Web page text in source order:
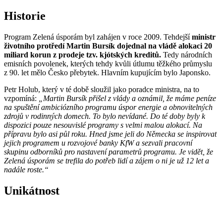
Historie
Program Zelená úsporám byl zahájen v roce 2009. Tehdejšíministr
životního protředí Martin Bursík dojednal na vládě alokaci 20
miliard korun z prodeje tzv. kjótských kreditů. Tedy národních
emisních povolenek, kterých tehdy kvůli útlumu těžkého průmyslu
z 90. let mělo Česko přebytek. Hlavním kupujícím bylo Japonsko.
Petr Holub, který v té době sloužil jako poradce ministra, na to
vzpomíná:
„Martin Bursík přišel z vlády a oznámil, že máme peníze
na spuštění ambiciózního programu úspor energie a obnovitelných
zdrojů v rodinných domech. To bylo nevídané. Do té doby byly k
dispozici pouze nesouvislé programy s velmi malou alokací. Na
přípravu bylo asi půl roku. Hned jsme jeli do Německa se inspirovat
jejich programem u rozvojové banky KfW a sezvali pracovní
skupinu odborníků pro nastavení parametrů programu. Je vidět, že
Zelená úsporám se trefila do potřeb lidí a zájem o ni je už 12 let a
nadále roste.“
Unikátnost